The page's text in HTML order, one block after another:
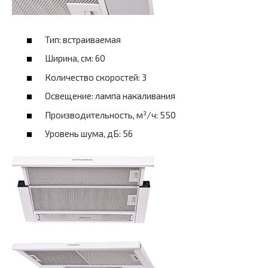
Тип: встраиваемая
Ширина, см: 60
Количество скоростей: 3
Освещение: лампа накаливания
Производительность, м³/ч: 550
Уровень шума, дБ: 56